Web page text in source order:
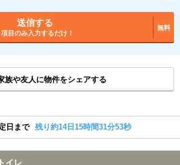
送信する
項目のみ入力するだけ！
無料
族や友人に物件をシェアする
日まで 残り約14日15時間31分52秒
イレ